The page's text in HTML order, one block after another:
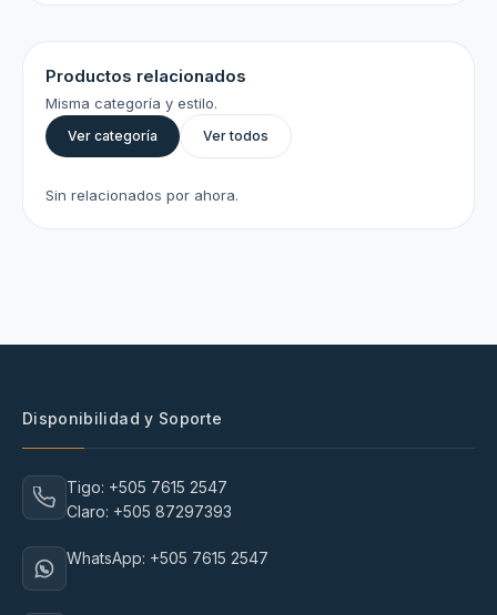
Productos relacionados
Misma categoría y estilo.
Ver categoría Ver todos
Sin relacionados por ahora.
Disponibilidad y Soporte
Tigo: +505 7615 2547
Claro: +505 87297393
WhatsApp: +505 7615 2547